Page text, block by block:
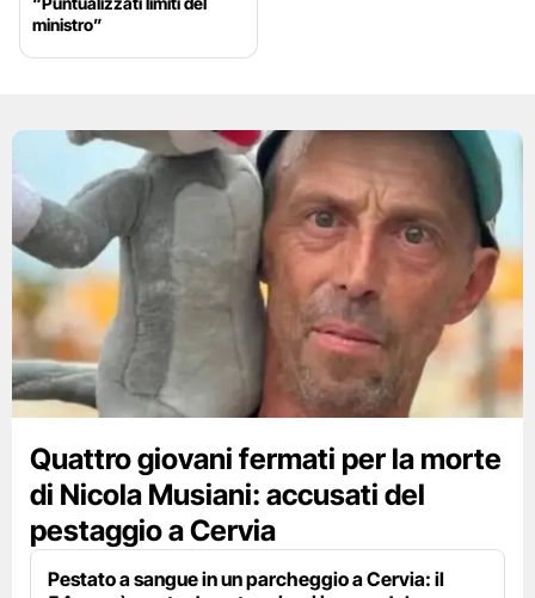
ministro”
Quattro giovani fermati per la morte
di Nicola Musiani: accusati del
pestaggio a Cervia
Pestato a sangue in un parcheggio a Cervia: il